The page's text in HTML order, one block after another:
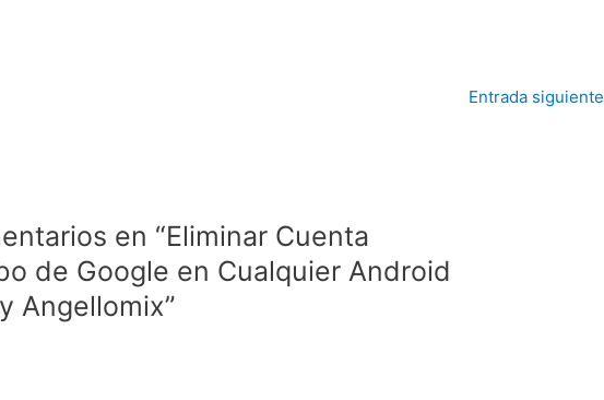
Entrada siguiente
en “Eliminar Cuenta
de Google en Cualquier Android
Angellomix”